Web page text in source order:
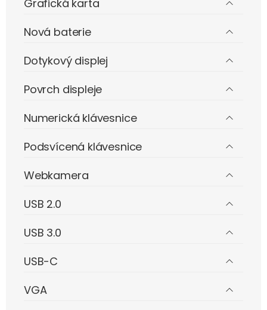
Grafická karta
Nová baterie
Dotykový displej
Povrch displeje
Numerická klávesnice
Podsvícená klávesnice
Webkamera
USB 2.0
USB 3.0
USB-C
VGA